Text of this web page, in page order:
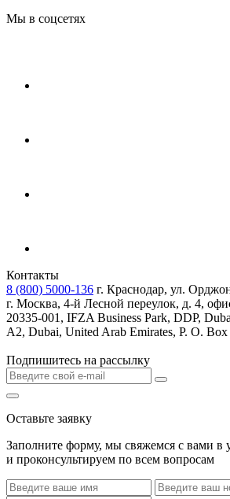
Мы в соцсетях
Контакты
8 (800) 5000-136 г. Краснодар, ул.
г. Москва, 4-й Лесной переулок, д. 4,
20335-001, IFZA Business Park, DDP,
A2, Dubai, United Arab Emirates, P. O. Box
Подпишитесь на рассылку
Оставьте заявку
Заполните форму, мы свяжемся с вами в
и проконсультируем по всем вопросам